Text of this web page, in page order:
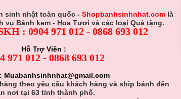
sinh nhật toàn quốc - Shopbanhsinhnhat.com là
vụ Bánh kem - Hoa Tươi và các loại Quà tặng.
: 0904 971 012 - 0868 693 012
Hỗ Trợ Viên :
971 012 - 0868 693 012
Muabanhsinhnhat@gmail.com
theo yêu cầu khách hàng và ship bánh đến
nơi tại 63 tỉnh thành phố.